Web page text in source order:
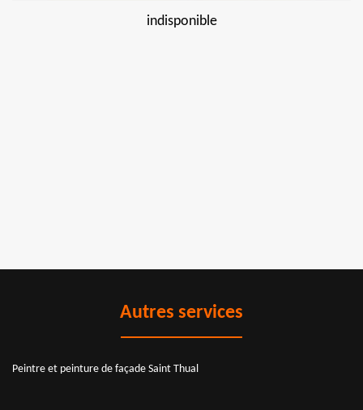
indisponible
Autres services
Peintre et peinture de façade Saint Thual